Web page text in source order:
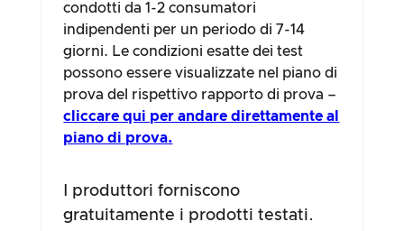
condotti da 1-2 consumatori
indipendenti per un periodo di 7-14
giorni. Le condizioni esatte dei test
possono essere visualizzate nel piano di
prova del rispettivo rapporto di prova –
cliccare qui per andare direttamente al
piano di prova.
I produttori forniscono
gratuitamente i prodotti testati.